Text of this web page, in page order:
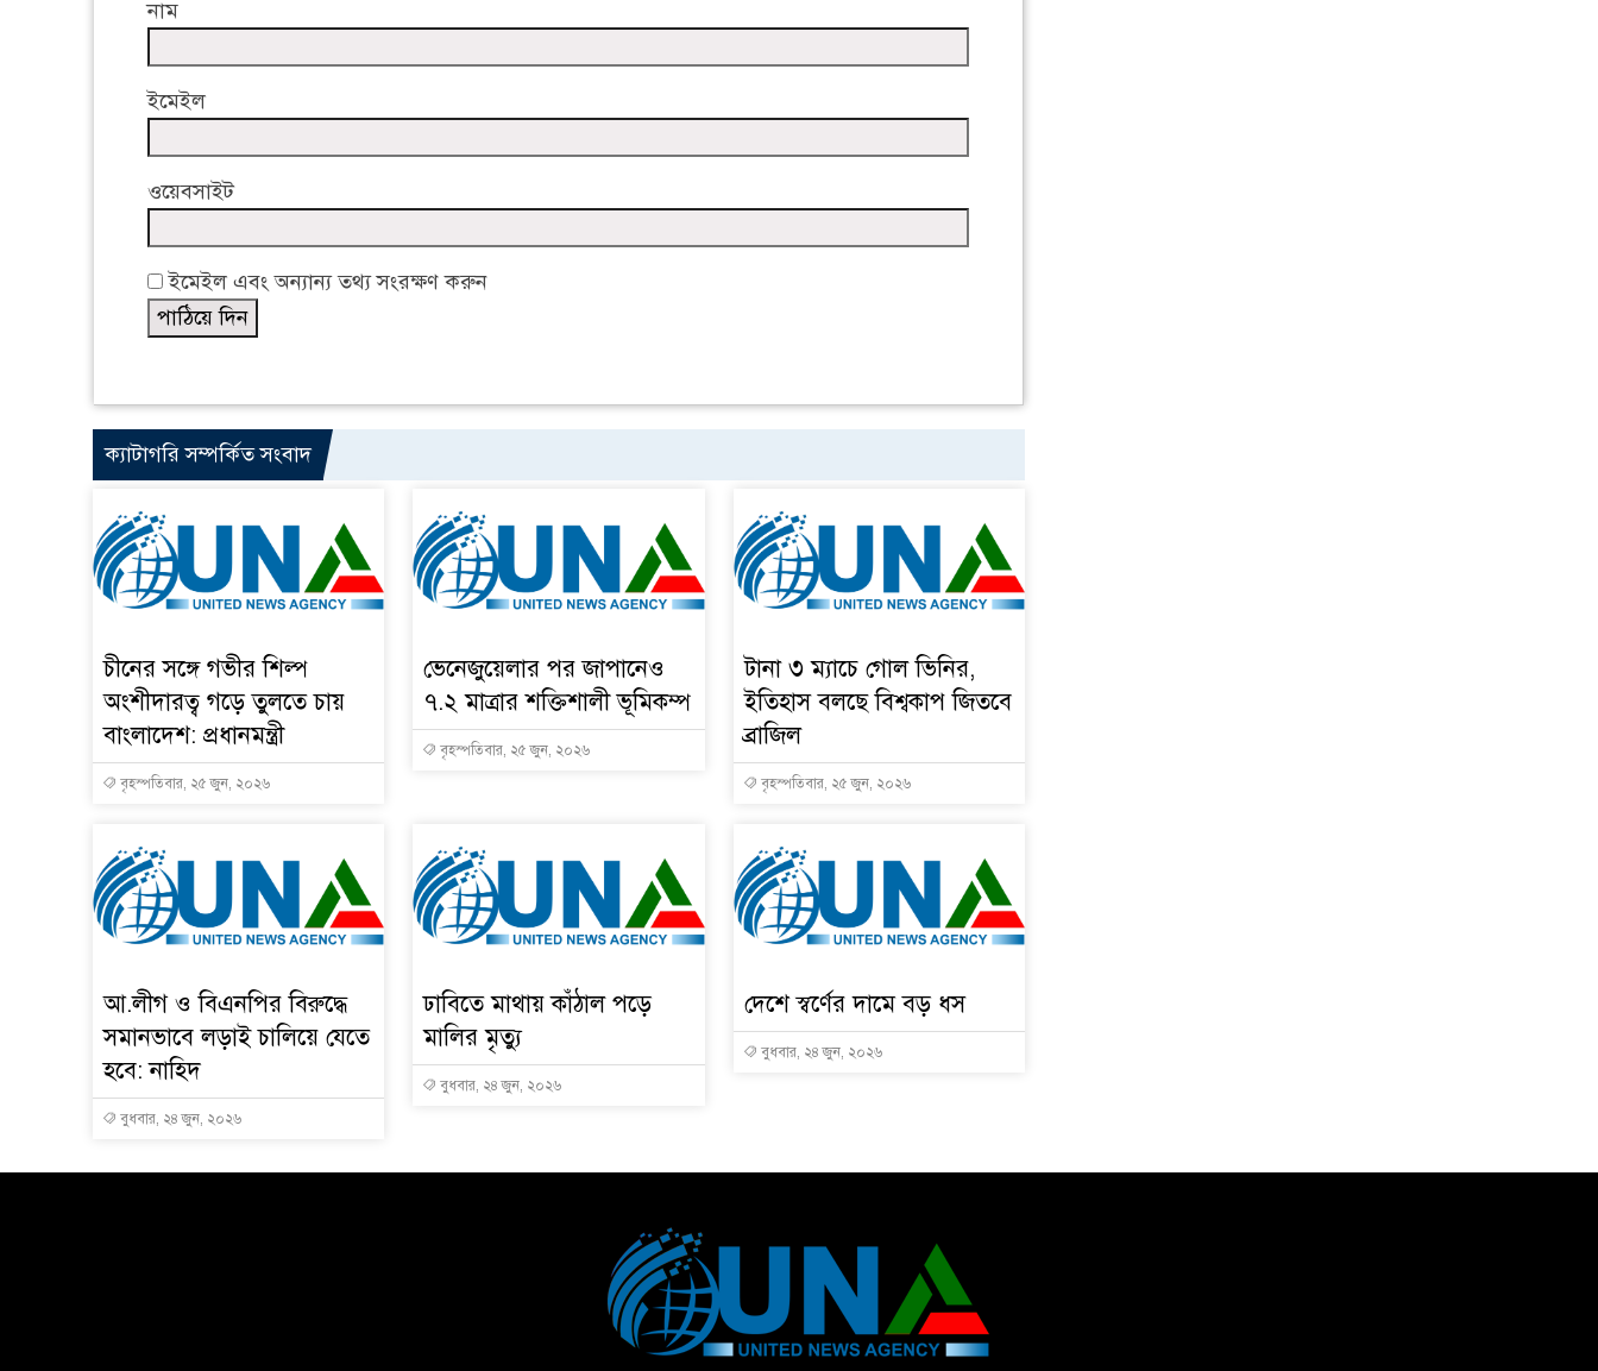
নাম
ইমেইল
ওয়েবসাইট
ইমেইল এবং অন্যান্য তথ্য সংরক্ষণ করুন
ক্যাটাগরি সম্পর্কিত সংবাদ
চীনের সঙ্গে গভীর শিল্প
অংশীদারত্ব গড়ে তুলতে চায়
বাংলাদেশ: প্রধানমন্ত্রী
বৃহস্পতিবার, ২৫ জুন, ২০২৬
ভেনেজুয়েলার পর জাপানেও
৭.২ মাত্রার শক্তিশালী ভূমিকম্প
বৃহস্পতিবার, ২৫ জুন, ২০২৬
টানা ৩ ম্যাচে গোল ভিনির,
ইতিহাস বলছে বিশ্বকাপ জিতবে
ব্রাজিল
বৃহস্পতিবার, ২৫ জুন, ২০২৬
আ.লীগ ও বিএনপির বিরুদ্ধে
সমানভাবে লড়াই চালিয়ে যেতে
হবে: নাহিদ
বুধবার, ২৪ জুন, ২০২৬
ঢাবিতে মাথায় কাঁঠাল পড়ে
মালির মৃত্যু
বুধবার, ২৪ জুন, ২০২৬
দেশে স্বর্ণের দামে বড় ধস
বুধবার, ২৪ জুন, ২০২৬